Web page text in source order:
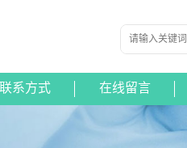
联系方式 在线留言